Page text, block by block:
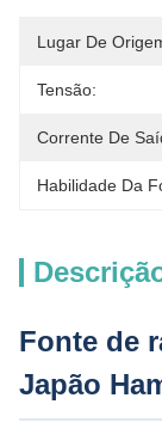
Lugar De
Tensão:
Corrente De
Habilidade Da
Fonte de
Japão